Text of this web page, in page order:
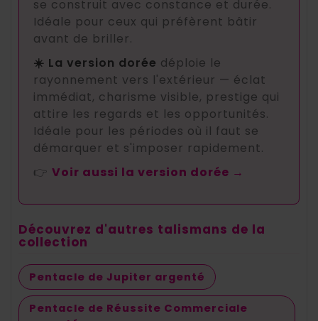
se construit avec constance et durée.
Idéale pour ceux qui préfèrent bâtir
avant de briller.
☀️ La version dorée déploie le
rayonnement vers l'extérieur — éclat
immédiat, charisme visible, prestige qui
attire les regards et les opportunités.
Idéale pour les périodes où il faut se
démarquer et s'imposer rapidement.
👉 Voir aussi la version dorée →
Découvrez d'autres talismans de la
collection
Pentacle de Jupiter argenté
Pentacle de Réussite Commerciale